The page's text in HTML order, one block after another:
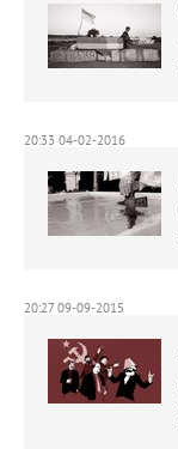
20:33 04-02-2016
20:27 09-09-2015